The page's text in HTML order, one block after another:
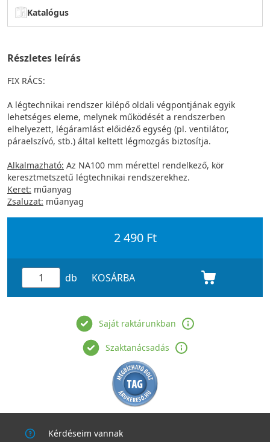
Katalógus
Részletes leírás
FIX RÁCS:
A légtechnikai rendszer kilépő oldali végpontjának egyik
lehetséges eleme, melynek működését a rendszerben
elhelyezett, légáramlást előidéző egység (pl. ventilátor,
páraelszívó, stb.) által keltett légmozgás biztosítja.
Alkalmazható: Az NA100 mm mérettel rendelkező, kör
keresztmetszetű légtechnikai rendszerekhez.
Keret: műanyag
Zsaluzat: műanyag
2 490 Ft
db KOSÁRBA
Saját raktárunkban
Szaktanácsadás
Kérdéseim vannak